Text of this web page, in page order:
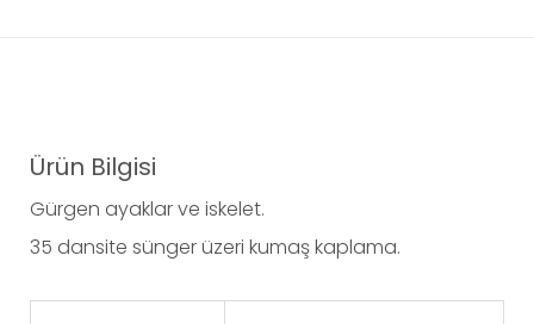
Ürün Bilgisi
Gürgen ayaklar ve iskelet.
35 dansite sünger üzeri kumaş kaplama.